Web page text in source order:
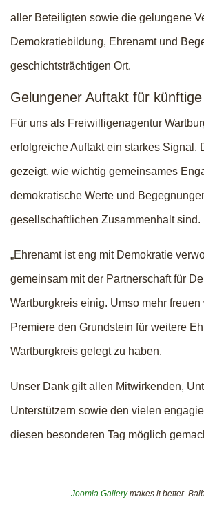
aller Beteiligten sowie die gelungene
Demokratiebildung, Ehrenamt und
geschichtsträchtigen Ort.
Gelungener Auftakt für
Für uns als Freiwilligenagentur
erfolgreiche Auftakt ein starkes Signal.
gezeigt, wie wichtig gemeinsames
demokratische Werte und
gesellschaftlichen Zusammenhalt sind.
„Ehrenamt ist eng mit Demokratie
gemeinsam mit der Partnerschaft für
Wartburgkreis einig. Umso mehr
Premiere den Grundstein für weitere
Wartburgkreis gelegt zu haben.
Unser Dank gilt allen Mitwirkenden,
Unterstützern sowie den vielen
diesen besonderen Tag möglich
Joomla Gallerymakes it better.